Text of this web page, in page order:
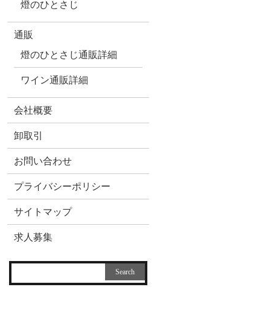
燈のひとさじ
通販
燈のひとさじ通販詳細
ワイン通販詳細
会社概要
卸取引
お問い合わせ
プライバシーポリシー
サイトマップ
求人募集